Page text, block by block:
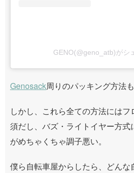
GENO(@geno_atb)がシ
Genosack周りのパッキング方法
しかし、これら全ての方法には
須だし、バズ・ライトイヤー方
がめちゃくちゃ調子悪い。
僕ら自転車屋からしたら、どんな